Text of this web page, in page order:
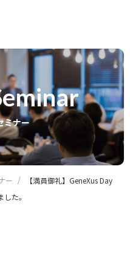
ミナー
ー
【満員御礼】GeneXus Day
た。